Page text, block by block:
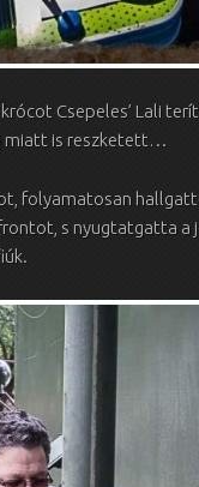
Csepeles’ Lali
miatt is reszketett…
folyamatosan
s nyugtatgatta a